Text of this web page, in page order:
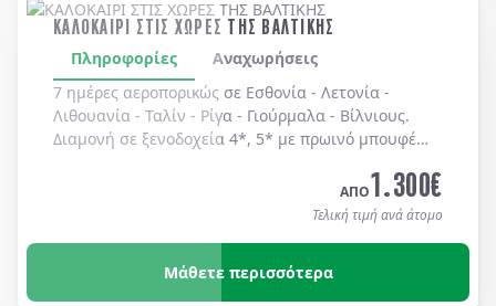
ΚΑΛΟΚΑΙΡΙ ΣΤΙΣ ΧΩΡΕΣ ΤΗΣ ΒΑΛΤΙΚΗΣ
Πληροφορίες
Αναχωρήσεις
7 ημέρες αεροπορικώς σε Εσθονία - Λετονία -
Λιθουανία - Ταλίν - Ρίγα - Γιούρμαλα - Βίλνιους.
Διαμονή σε ξενοδοχεία 4*, 5* με πρωινό μπουφέ
ΑΠΟ1.300€
Τελική τιμή ανά άτομο
Μάθετε περισσότερα